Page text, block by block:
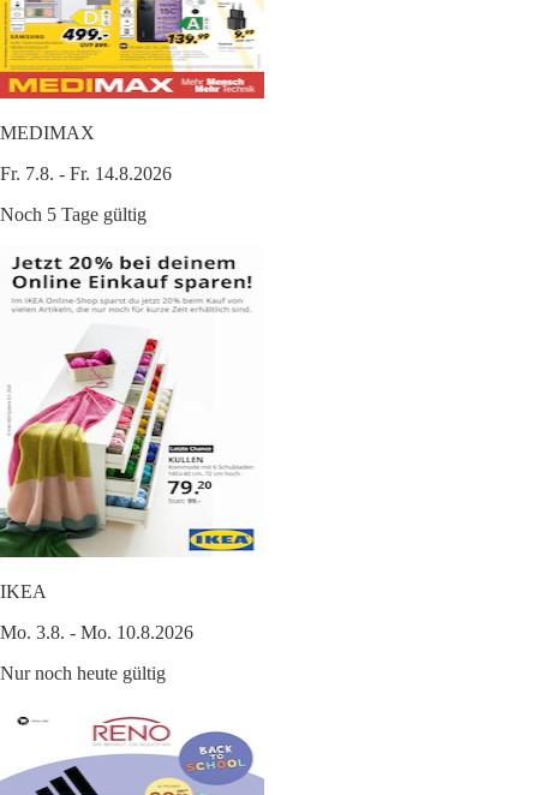
MEDIMAX
Fr. 7.8. - Fr. 14.8.2026
Noch 5 Tage gültig
IKEA
Mo. 3.8. - Mo. 10.8.2026
Nur noch heute gültig